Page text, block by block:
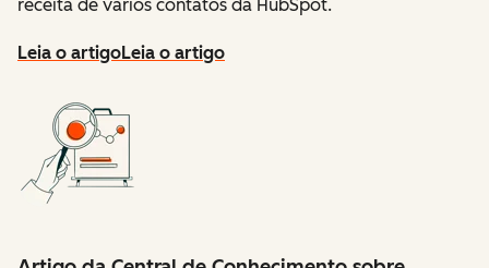
receita de vários contatos da HubSpot.
Leia o artigoLeia o artigo